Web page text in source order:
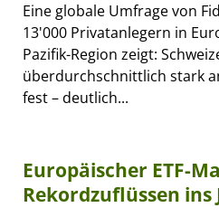
Eine globale Umfrage von
13'000 Privatanlegern in
Pazifik-Region zeigt:
überdurchschnittlich stark
fest – deutlich...
Europäischer ETF-
Rekordzuflüssen ins